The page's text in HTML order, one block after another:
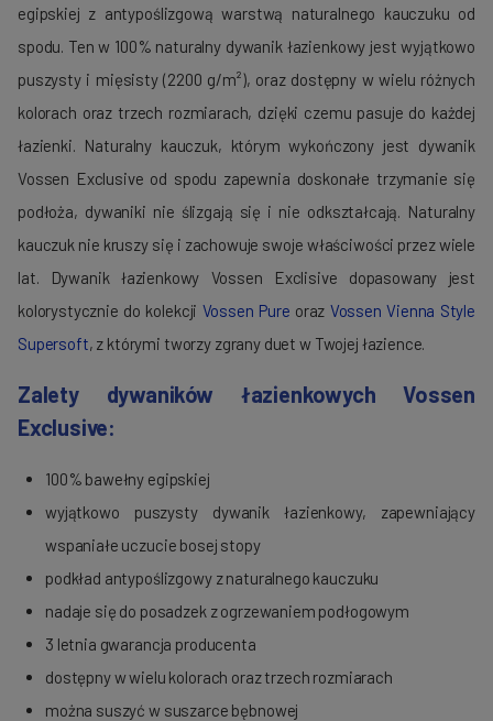
egipskiej z antypoślizgową warstwą naturalnego kauczuku od
spodu. Ten w 100% naturalny dywanik łazienkowy jest wyjątkowo
puszysty i mięsisty (2200 g/m²), oraz dostępny w wielu różnych
kolorach oraz trzech rozmiarach, dzięki czemu pasuje do każdej
łazienki. Naturalny kauczuk, którym wykończony jest dywanik
Vossen Exclusive od spodu zapewnia doskonałe trzymanie się
podłoża, dywaniki nie ślizgają się i nie odkształcają. Naturalny
kauczuk nie kruszy się i zachowuje swoje właściwości przez wiele
lat. Dywanik łazienkowy Vossen Exclisive dopasowany jest
kolorystycznie do kolekcji Vossen Pure oraz Vossen Vienna Style
Supersoft, z którymi tworzy zgrany duet w Twojej łazience.
Zalety dywaników łazienkowych Vossen
Exclusive:
100% bawełny egipskiej
wyjątkowo puszysty dywanik łazienkowy, zapewniający
wspaniałe uczucie bosej stopy
podkład antypoślizgowy z naturalnego kauczuku
nadaje się do posadzek z ogrzewaniem podłogowym
3 letnia gwarancja producenta
dostępny w wielu kolorach oraz trzech rozmiarach
można suszyć w suszarce bębnowej